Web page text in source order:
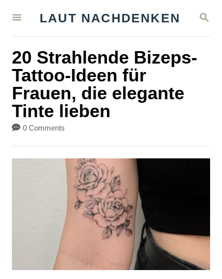
S
A
LAUT NACHDENKEN
20 Strahlende Bizeps-
Tattoo-Ideen für
Frauen, die elegante
Tinte lieben
0 Comments